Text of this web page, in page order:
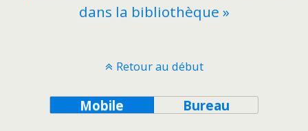
dans la bibliothèque »
Retour au début
Mobile Bureau